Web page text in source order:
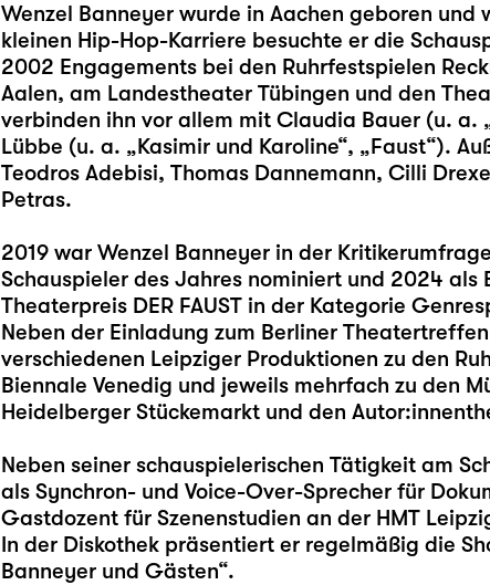
Wenzel Banneyer wurde in Aachen geboren und
kleinen Hip-Hop-Karriere besuchte er die
2002 Engagements bei den Ruhrfestspielen
Aalen, am Landestheater Tübingen und den
verbinden ihn vor allem mit Claudia Bauer (u. a.
Lübbe (u. a. „Kasimir und Karoline“, „Faust“).
Teodros Adebisi, Thomas Dannemann, Cilli
Petras.
2019 war Wenzel Banneyer in der
Schauspieler des Jahres nominiert und 2024 als
Theaterpreis DER FAUST in der Kategorie
Neben der Einladung zum Berliner
verschiedenen Leipziger Produktionen zu den
Biennale Venedig und jeweils mehrfach zu den
Heidelberger Stückemarkt und den
Neben seiner schauspielerischen Tätigkeit am
als Synchron- und Voice-Over-Sprecher für
Gastdozent für Szenenstudien an der HMT
In der Diskothek präsentiert er regelmäßig die
Banneyer und Gästen“.